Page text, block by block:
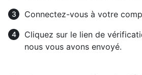
Connectez-vous à votre
Cliquez sur le lien de
nous vous avons envoyé.